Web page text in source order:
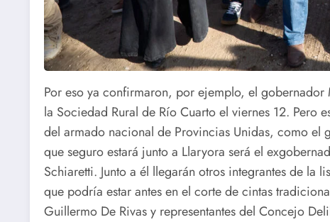
Por eso ya confirmaron, por ejemplo, el
la Sociedad Rural de Río Cuarto el viernes 12. Pero
del armado nacional de Provincias Unidas, como el
que seguro estará junto a Llaryora será el
Schiaretti. Junto a él llegarán otros integrantes de la
que podría estar antes en el corte de cintas
Guillermo De Rivas y representantes del Concejo